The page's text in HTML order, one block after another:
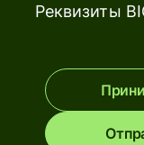
Реквизиты